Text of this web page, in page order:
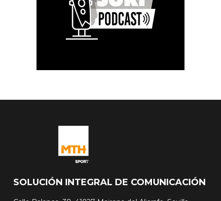
SOLUCIÓN INTEGRAL DE COMUNICACIÓN